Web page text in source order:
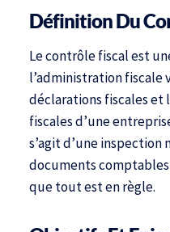
Définition Du
Le contrôle fiscal est
l’administration fiscale
déclarations fiscales et
fiscales d’une
s’agit d’une inspection
documents comptables
que tout est en règle.